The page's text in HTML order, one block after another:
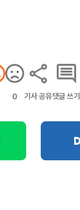
0 기사 공유댓글 쓰기